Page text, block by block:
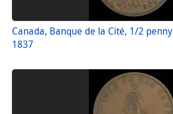
Canada, Banque de la Cité, 1/2 penny
1837